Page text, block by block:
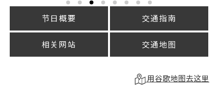
节日概要 交通指南
相关网站 交通地图
用谷歌地图去这里